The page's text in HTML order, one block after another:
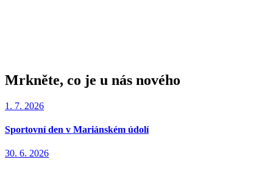
Mrkněte, co je u nás nového
1. 7. 2026
Sportovní den v Mariánském údolí
30. 6. 2026